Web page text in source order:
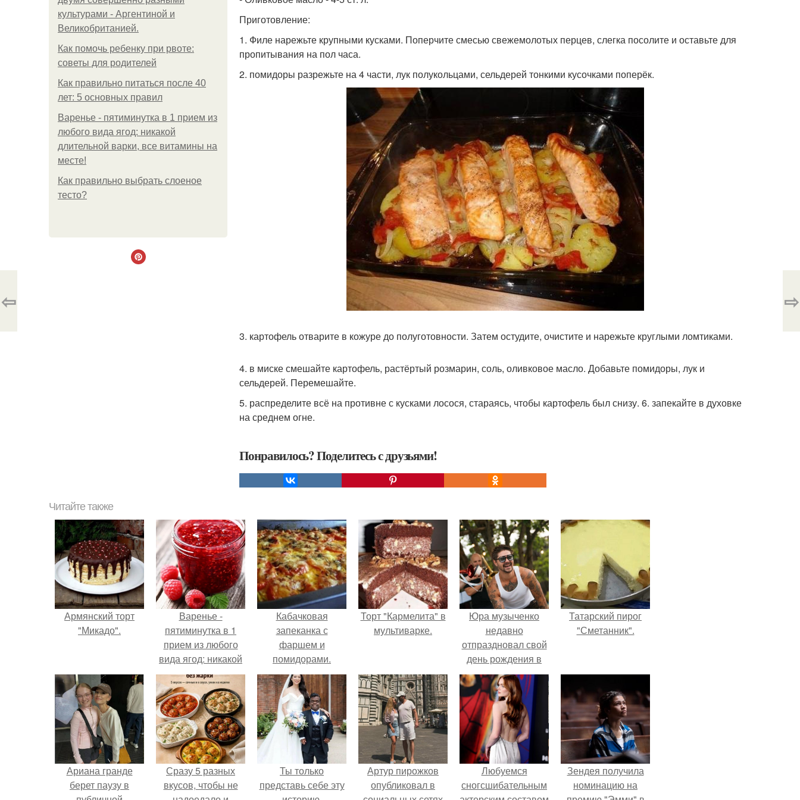
культурами - Аргентиной и
Великобританией.
Как помочь ребенку при рвоте:
советы для родителей
Как правильно питаться после 40
лет: 5 основных правил
Варенье - пятиминутка в 1 прием из
любого вида ягод: никакой
длительной варки, все витамины на
месте!
Как правильно выбрать слоеное
тесто?
Приготовление:
1. Филе нарежьте крупными кусками. Поперчите смесью свежемолотых перцев, слегка посолите и оставьте для
пропитывания на пол часа.
2. помидоры разрежьте на 4 части, лук полукольцами, сельдерей тонкими кусочками поперёк.
3. картофель отварите в кожуре до полуготовности. Затем остудите, очистите и нарежьте круглыми ломтиками.
4. в миске смешайте картофель, растёртый розмарин, соль, оливковое масло. Добавьте помидоры, лук и
сельдерей. Перемешайте.
5. распределите всё на противне с кусками лосося, стараясь, чтобы картофель был снизу. 6. запекайте в духовке
на среднем огне.
Понравилось? Поделитесь с друзьями!
⇦ ⇨
Читайте также
Армянский торт
"Микадо".
Варенье -
пятиминутка в 1
прием из любого
вида ягод: никакой
длительной варки,
все витамины на
месте!
Кабачковая
запеканка с
фаршем и
помидорами.
Торт "Кармелита" в
мультиварке.
Юра музыченко
недавно
отпраздновал свой
день рождения в
кругу самых
близких и родных
людей.
Татарский пирог
"Сметанник".
Ариана гранде
берет паузу в
Сразу 5 разных
вкусов, чтобы не
Ты только
представь себе эту
Артур пирожков
опубликовал в
Любуемся
сногсшибательным
Зендея получила
номинацию на